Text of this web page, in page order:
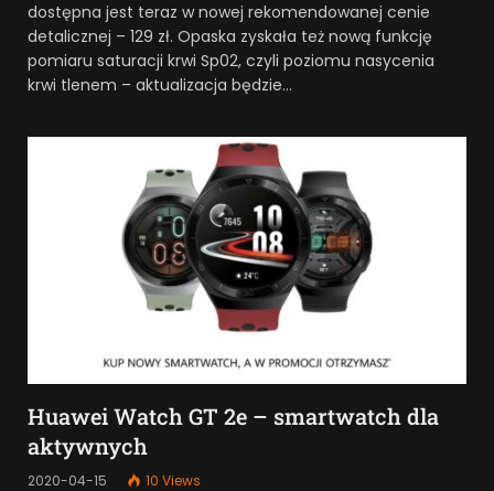
dostępna jest teraz w nowej rekomendowanej cenie
detalicznej – 129 zł. Opaska zyskała też nową funkcję
pomiaru saturacji krwi Sp02, czyli poziomu nasycenia
krwi tlenem – aktualizacja będzie…
Huawei Watch GT 2e – smartwatch dla
aktywnych
2020-04-15 10 Views